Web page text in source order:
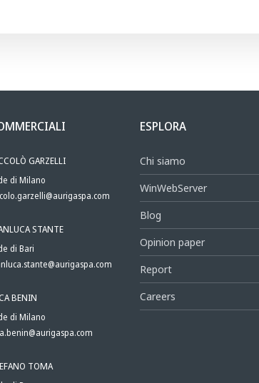
GARZELLI
di Milano
STANTE
di Bari
BENIN
di Milano
TOMA
ESPLORA
Chi siamo
WinWebServer
Blog
Opinion paper
Report
Careers